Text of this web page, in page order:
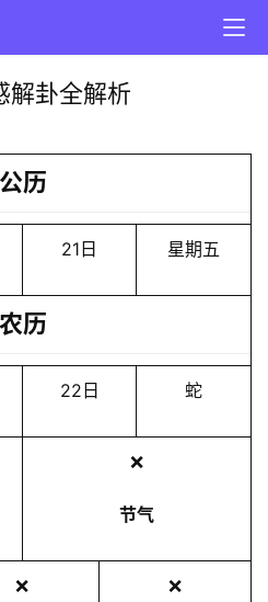
解卦全解析
公历
21日 星期五
农历
22日 蛇
❌
节气
❌ ❌